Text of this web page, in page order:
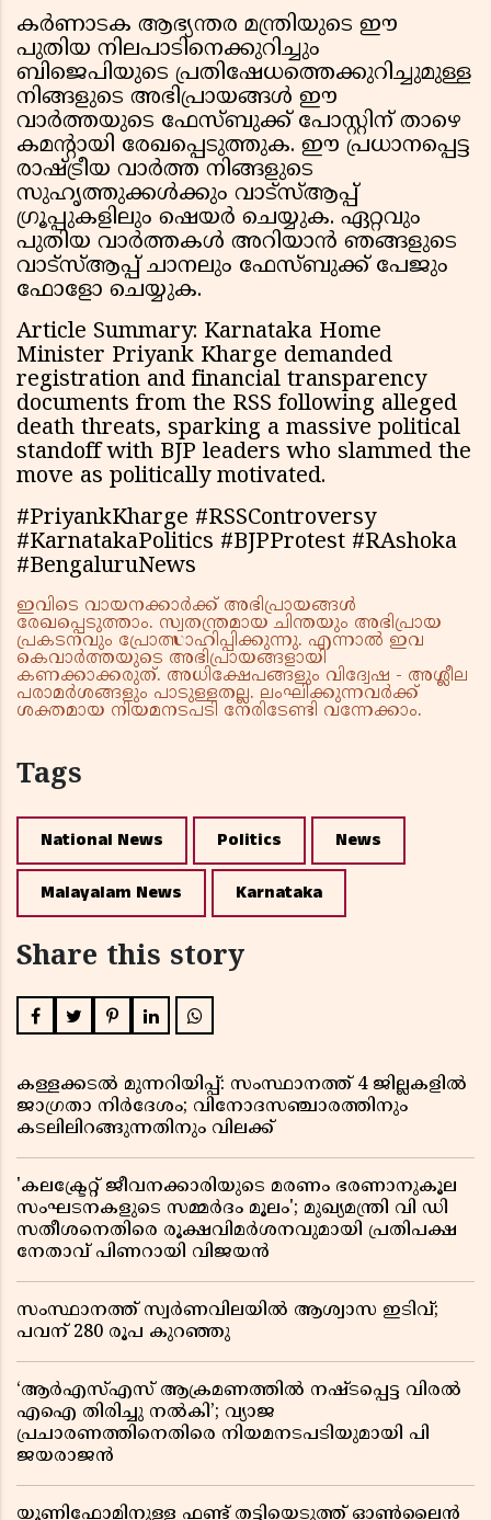
കർണാടക ആഭ്യന്തര മന്ത്രിയുടെ ഈ
പുതിയ നിലപാടിനെക്കുറിച്ചും
ബിജെപിയുടെ പ്രതിഷേധത്തെക്കുറിച്ചുമുള്ള
നിങ്ങളുടെ അഭിപ്രായങ്ങൾ ഈ
വാർത്തയുടെ ഫേസ്ബുക്ക് പോസ്റ്റിന് താഴെ
കമന്റായി രേഖപ്പെടുത്തുക. ഈ പ്രധാനപ്പെട്ട
രാഷ്ട്രീയ വാർത്ത നിങ്ങളുടെ
സുഹൃത്തുക്കൾക്കും വാട്സ്ആപ്പ്
ഗ്രൂപ്പുകളിലും ഷെയർ ചെയ്യുക. ഏറ്റവും
പുതിയ വാർത്തകൾ അറിയാൻ ഞങ്ങളുടെ
വാട്സ്ആപ്പ് ചാനലും ഫേസ്ബുക്ക് പേജും
ഫോളോ ചെയ്യുക.
Article Summary: Karnataka Home
Minister Priyank Kharge demanded
registration and financial transparency
documents from the RSS following alleged
death threats, sparking a massive political
standoff with BJP leaders who slammed the
move as politically motivated.
#PriyankKharge #RSSControversy
#KarnatakaPolitics #BJPProtest #RAshoka
#BengaluruNews
ഇവിടെ വായനക്കാർക്ക് അഭിപ്രായങ്ങൾ
രേഖപ്പെടുത്താം. സ്വതന്ത്രമായ ചിന്തയും അഭിപ്രായ
പ്രകടനവും പ്രോത്സാഹിപ്പിക്കുന്നു. എന്നാൽ ഇവ
കെവാർത്തയുടെ അഭിപ്രായങ്ങളായി
കണക്കാക്കരുത്. അധിക്ഷേപങ്ങളും വിദ്വേഷ - അശ്ലീല
പരാമർശങ്ങളും പാടുള്ളതല്ല. ലംഘിക്കുന്നവർക്ക്
ശക്തമായ നിയമനടപടി നേരിടേണ്ടി വന്നേക്കാം.
Tags
National News Politics News
Malayalam News Karnataka
Share this story
കള്ളക്കടൽ മുന്നറിയിപ്പ്: സംസ്ഥാനത്ത് 4 ജില്ലകളിൽ
ജാഗ്രതാ നിർദേശം; വിനോദസഞ്ചാരത്തിനും
കടലിലിറങ്ങുന്നതിനും വിലക്ക്
'കലക്ട്രേറ്റ് ജീവനക്കാരിയുടെ മരണം ഭരണാനുകൂല
സംഘടനകളുടെ സമ്മർദം മൂലം'; മുഖ്യമന്ത്രി വി ഡി
സതീശനെതിരെ രൂക്ഷവിമർശനവുമായി പ്രതിപക്ഷ
നേതാവ് പിണറായി വിജയൻ
സംസ്ഥാനത്ത് സ്വര്‍ണവിലയില്‍ ആശ്വാസ ഇടിവ്;
പവന് 280 രൂപ കുറഞ്ഞു
‘ആർഎസ്എസ് ആക്രമണത്തിൽ നഷ്ടപ്പെട്ട വിരൽ
എഐ തിരിച്ചു നൽകി’; വ്യാജ
പ്രചാരണത്തിനെതിരെ നിയമനടപടിയുമായി പി
ജയരാജൻ
യൂണിഫോമിനുള്ള ഫണ്ട് തട്ടിയെടുത്ത് ഓൺലൈൻ